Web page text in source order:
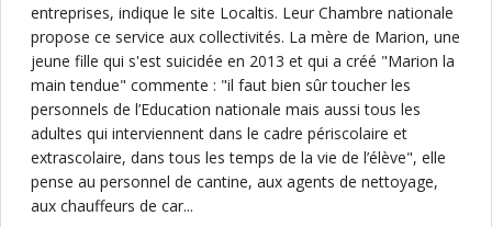
entreprises, indique le site Localtis. Leur Chambre nationale
propose ce service aux collectivités. La mère de Marion, une
jeune fille qui s'est suicidée en 2013 et qui a créé "Marion la
main tendue" commente : "il faut bien sûr toucher les
personnels de l’Education nationale mais aussi tous les
adultes qui interviennent dans le cadre périscolaire et
extrascolaire, dans tous les temps de la vie de l’élève", elle
pense au personnel de cantine, aux agents de nettoyage,
aux chauffeurs de car...